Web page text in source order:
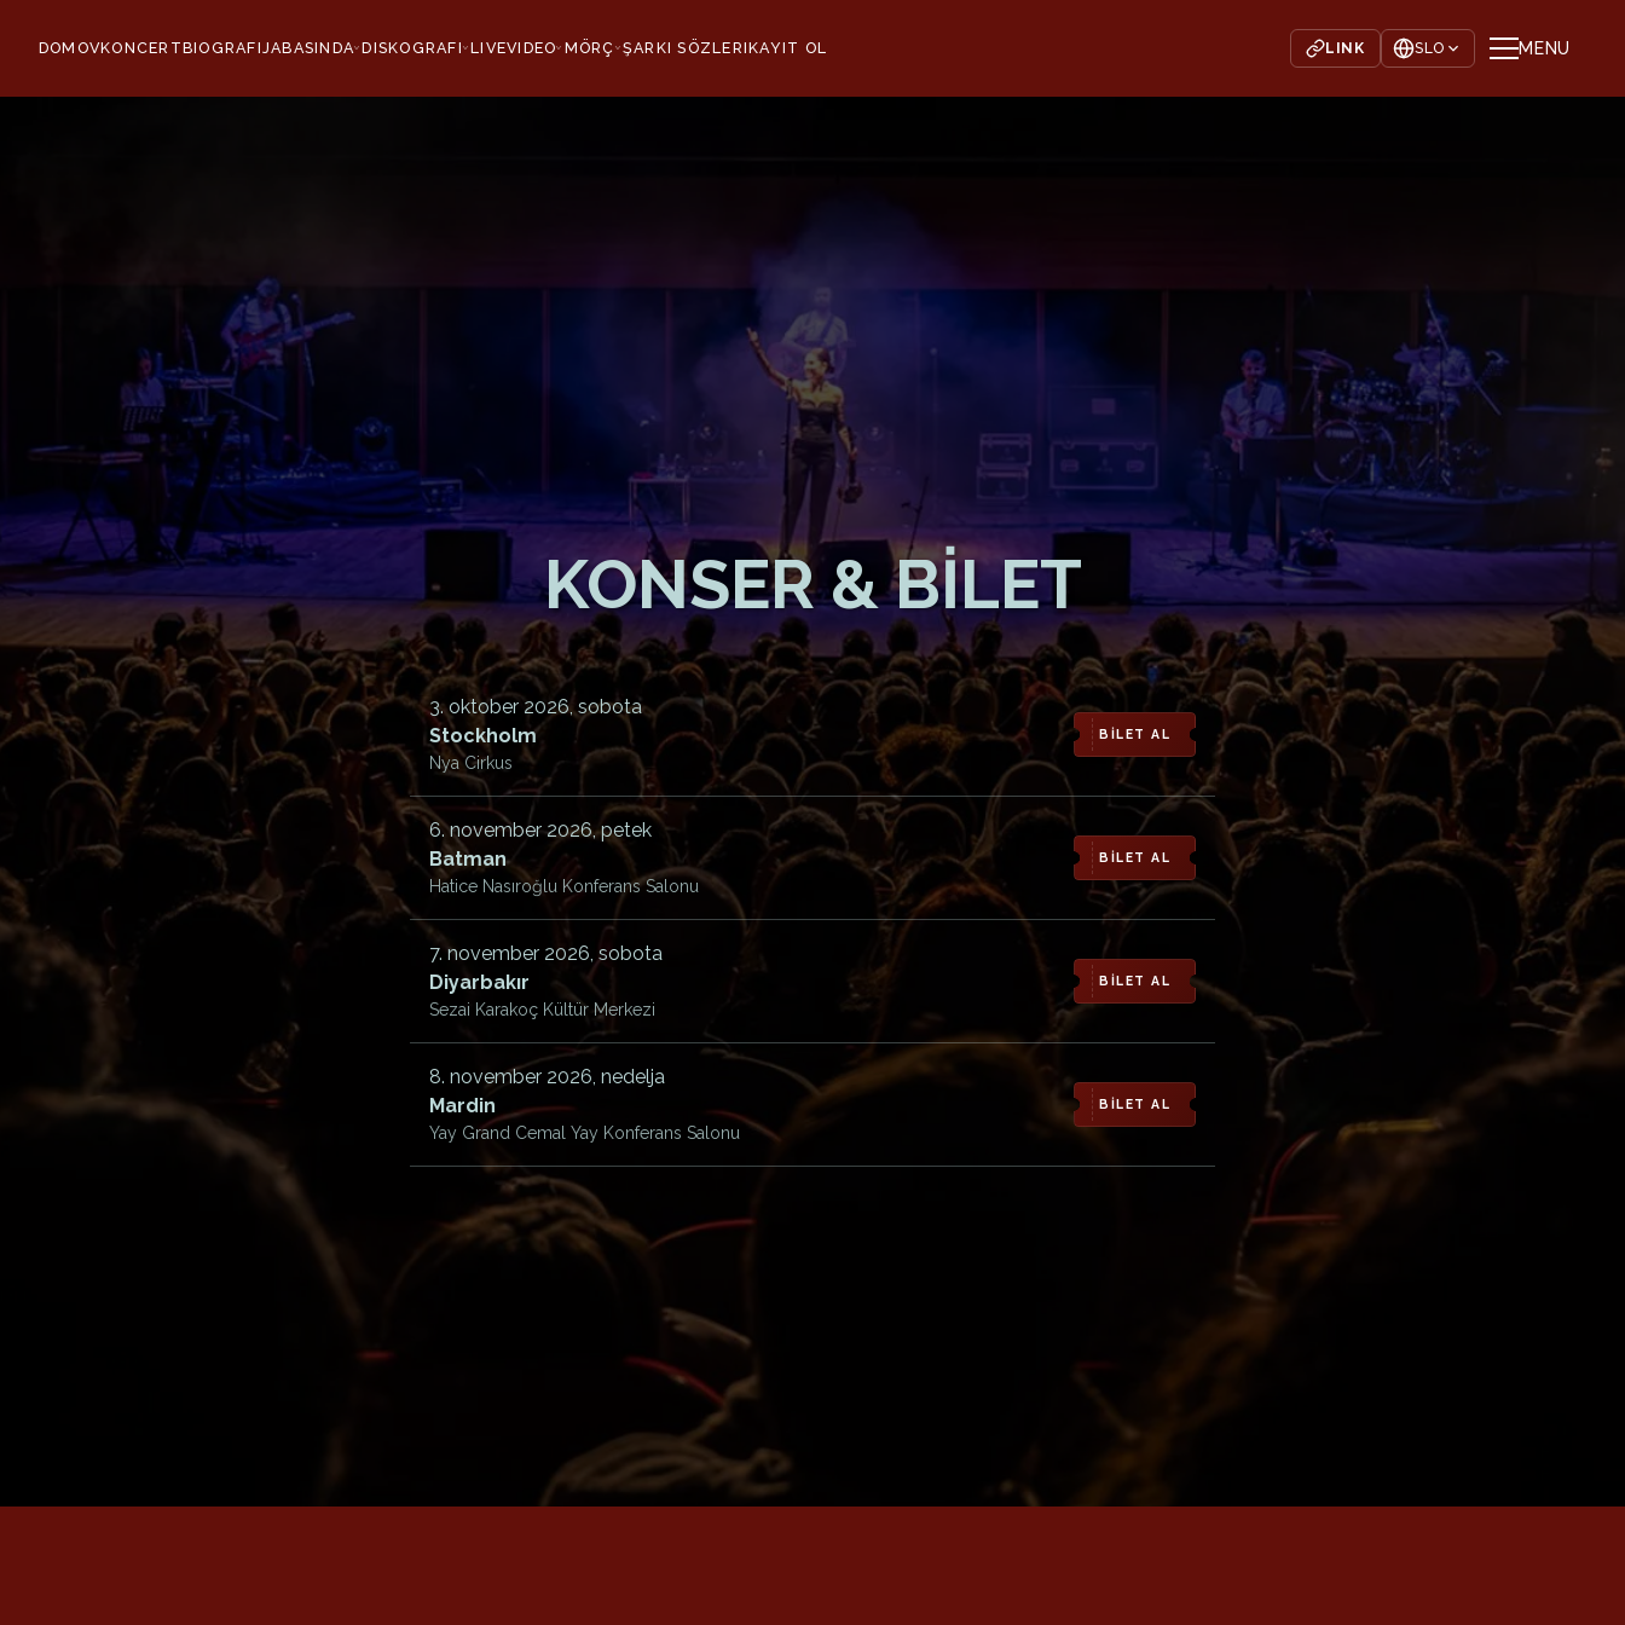
DOMOVKONCERTBIOGRAFIJABASINDA›DISKOGRAFI›LIVEVIDEO›MÖRÇ›ŞARKI SÖZLERIKAYIT OL LINK SLO MENU
KONSER & BİLET
3. oktober 2026, sobota
Stockholm
Nya Cirkus
BİLET AL
6. november 2026, petek
Batman
Hatice Nasıroğlu Konferans Salonu
BİLET AL
7. november 2026, sobota
Diyarbakır
Sezai Karakoç Kültür Merkezi
BİLET AL
8. november 2026, nedelja
Mardin
Yay Grand Cemal Yay Konferans Salonu
BİLET AL